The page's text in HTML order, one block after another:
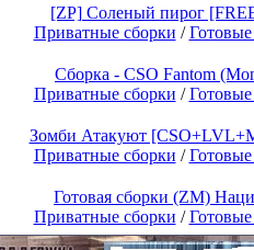
[ZP] Соленый пирог
Приватные сборки /
Cборка - CSO Fantom
Приватные сборки /
Зомби Атакуют
Приватные сборки /
Готовая сборки (ZM)
Приватные сборки /